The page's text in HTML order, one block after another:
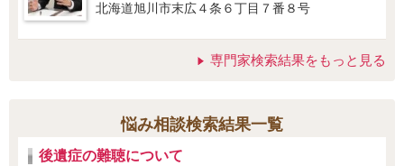
北海道旭川市末広４条６丁目７番８号
専門家検索結果をもっと見る
悩み相談検索結果一覧
後遺症の難聴について